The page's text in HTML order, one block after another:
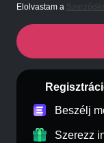
Elolvastam a
Beszélj
Szerezz